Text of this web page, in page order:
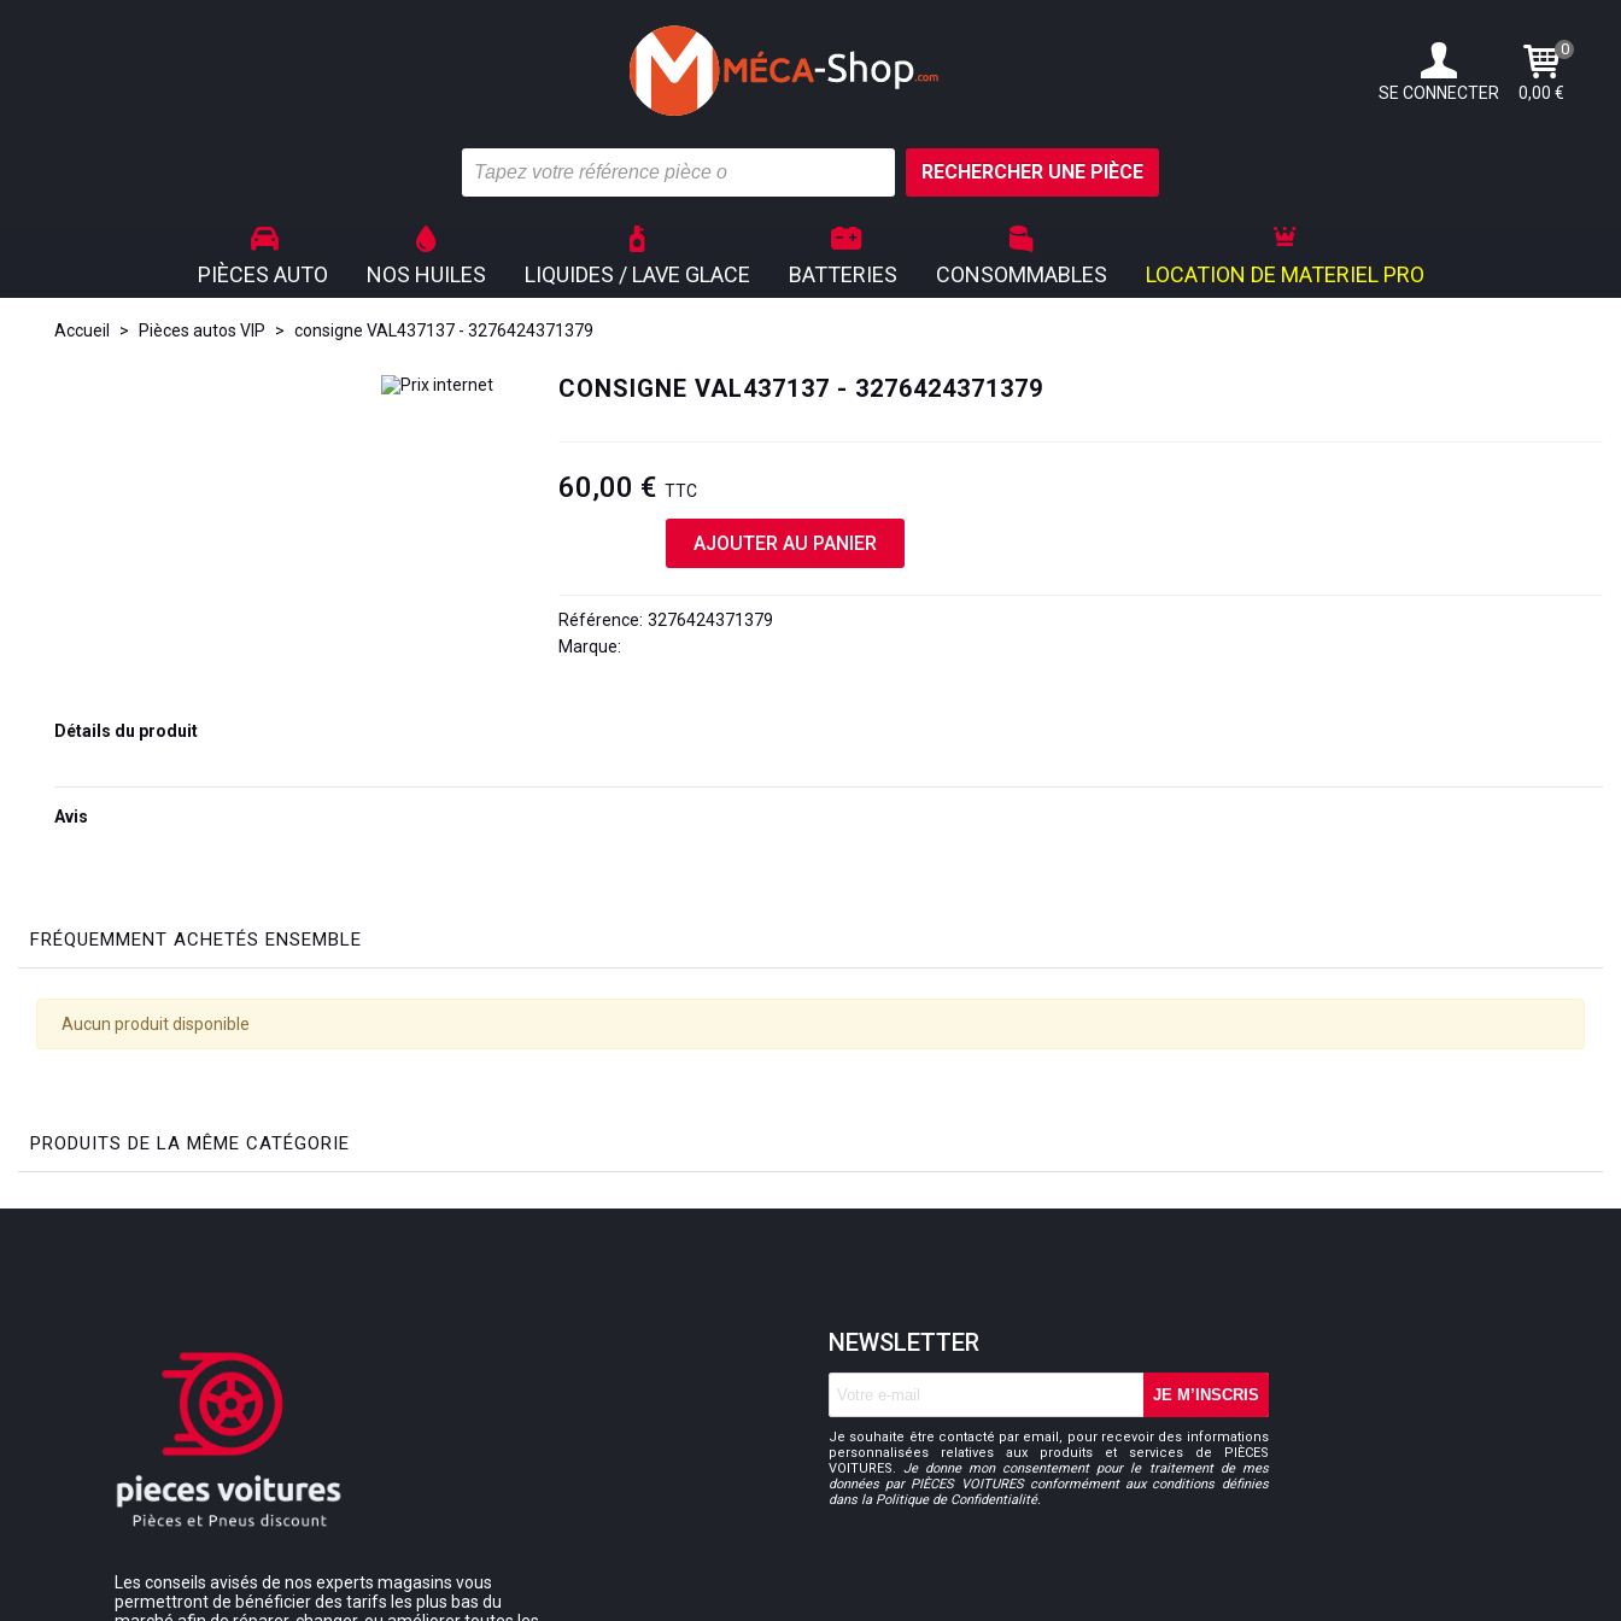
SE CONNECTER
0
0,00 €
RECHERCHER UNE PIÈCE
PIÈCES AUTO NOS HUILES LIQUIDES / LAVE GLACE BATTERIES CONSOMMABLES LOCATION DE MATERIEL PRO
Accueil > Pièces autos VIP > consigne VAL437137 - 3276424371379
CONSIGNE VAL437137 - 3276424371379
60,00 € TTC
AJOUTER AU PANIER
Référence: 3276424371379
Marque:
Détails du produit
Avis
FRÉQUEMMENT ACHETÉS ENSEMBLE
Aucun produit disponible
PRODUITS DE LA MÊME CATÉGORIE
Les conseils avisés de nos experts magasins vous
permettront de bénéficier des tarifs les plus bas du
NEWSLETTER
JE M’INSCRIS
Je souhaite être contacté par email, pour recevoir des informations
personnalisées relatives aux produits et services de PIÈCES
VOITURES.Je donne mon consentement pour le traitement de mes
données par PIÈCES VOITURES conformément aux conditions définies
dans la Politique de Confidentialité.